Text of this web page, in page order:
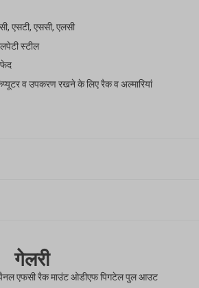
एसटी, एससी, एलसी
स्टील
व उपकरण रखने के लिए रैक व अल्मारियां
गेलरी
एफसी रैक माउंट ओडीएफ पिगटेल पुल आउट